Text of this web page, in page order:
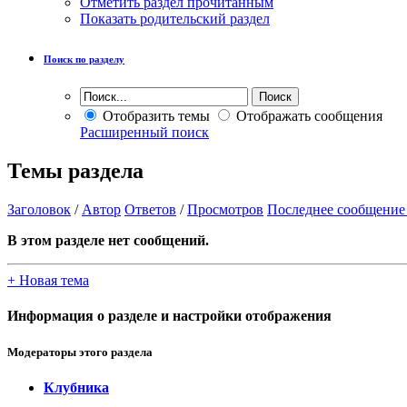
Показать родительский раздел
Поиск по разделу
Отобразить темы
Отображать сообщения
Расширенный поиск
Темы раздела
Заголовок / Автор Ответов /Просмотров Последнее сообщение
В этом разделе нет сообщений.
+ Новая тема
Информация о разделе и настройки отображения
Модераторы этого раздела
Клубника